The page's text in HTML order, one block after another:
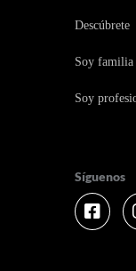
Descúbrete
Soy familia
Soy
Síguenos